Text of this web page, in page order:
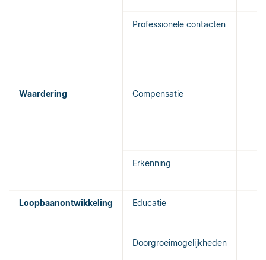
Professionele contacten
Waardering Compensatie
Erkenning
Loopbaanontwikkeling Educatie
Doorgroeimogelijkheden